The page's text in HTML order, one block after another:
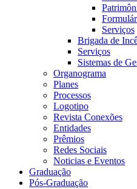
Serviços
Brigada de
Serviços
Sistemas de
Organograma
Planes
Processos
Logotipo
Revista Conexões
Entidades
Prêmios
Redes Sociais
Noticias e Eventos
Graduação
Pós-Graduação